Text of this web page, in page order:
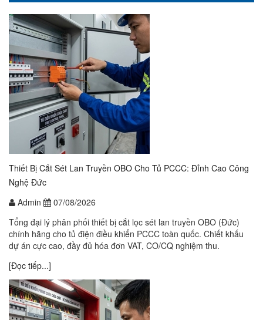
Thiết Bị Cắt Sét Lan Truyền OBO Cho Tủ PCCC: Đỉnh Cao Công
Nghệ Đức
Admin
07/08/2026
Tổng đại lý phân phối thiết bị cắt lọc sét lan truyền OBO (Đức)
chính hãng cho tủ điện điều khiển PCCC toàn quốc. Chiết khấu
dự án cực cao, đầy đủ hóa đơn VAT, CO/CQ nghiệm thu.
[Đọc tiếp...]